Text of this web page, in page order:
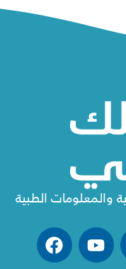
والمعلومات الطبية